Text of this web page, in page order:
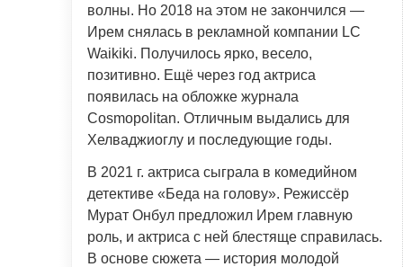
волны. Но 2018 на этом не закончился —
Ирем снялась в рекламной компании LC
Waikiki. Получилось ярко, весело,
позитивно. Ещё через год актриса
появилась на обложке журнала
Cosmopolitan. Отличным выдались для
Хелваджиоглу и последующие годы.
В 2021 г. актриса сыграла в комедийном
детективе «Беда на голову». Режиссёр
Мурат Онбул предложил Ирем главную
роль, и актриса с ней блестяще справилась.
В основе сюжета — история молодой